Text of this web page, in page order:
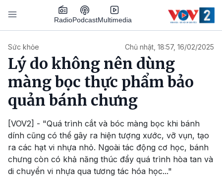
Nhảy đến nội dung
RadioPodcastMultimedia
Sức khỏe Chủ nhật, 18:57, 16/02/2025
Lý do không nên dùng
màng bọc thực phẩm bảo
quản bánh chưng
[VOV2] - "Quá trình cắt và bóc màng bọc khi bánh
dính cũng có thể gây ra hiện tượng xước, vỡ vụn, tạo
ra các hạt vi nhựa nhỏ. Ngoài tác động cơ học, bánh
chưng còn có khả năng thúc đẩy quá trình hòa tan và
di chuyển vi nhựa qua tương tác hóa học..."